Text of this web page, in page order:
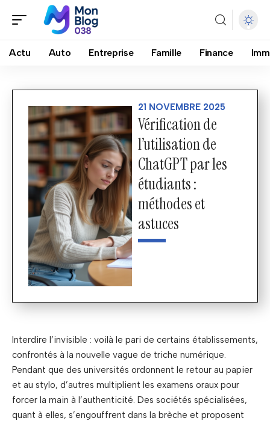
Actu Auto Entreprise Famille Finance
21 NOVEMBRE 2025
Vérification de
l’utilisation de
ChatGPT par les
étudiants :
méthodes et
astuces
Interdire l’invisible : voilà le pari de certains établissements,
confrontés à la nouvelle vague de triche numérique.
Pendant que des universités ordonnent le retour au papier
et au stylo, d’autres multiplient les examens oraux pour
forcer la main à l’authenticité. Des sociétés spécialisées,
quant à elles, s’engouffrent dans la brèche et proposent